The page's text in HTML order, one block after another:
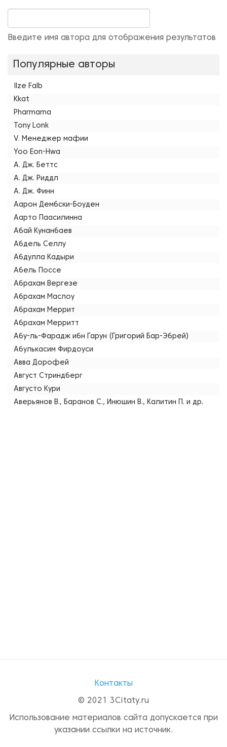
Введите имя автора для отображения результатов
Популярные авторы
Ilze Falb
Kkat
Pharmama
Tony Lonk
V. Менеджер мафии
Yoo Eon-Hwa
А. Дж. Беттс
А. Дж. Риддл
А. Дж. Финн
Аарон Дембски-Боуден
Аарто Паасилинна
Абай Кунанбаев
Абдель Селлу
Абдулла Кадыри
Абель Поссе
Абрахам Вергезе
Абрахам Маслоу
Абрахам Меррит
Абрахам Мерритт
Абу-ль-Фарадж ибн Гарун (Григорий Бар-Эбрей)
Абулькасим Фирдоуси
Авва Дорофей
Август Стриндберг
Августо Кури
Аверьянов В., Баранов С., Инюшин В., Калитин П. и др.
Контакты
© 2021 3Citaty.ru
Использование материалов сайта допускается при
указании ссылки на источник.